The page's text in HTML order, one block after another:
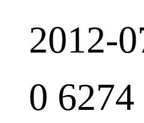
2012-
0 6274